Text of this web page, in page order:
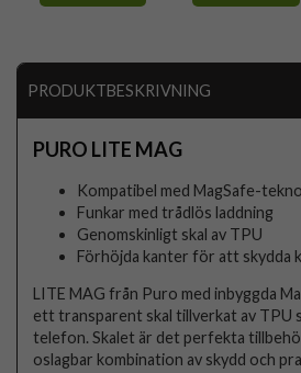
PRODUKTBESKRIVNING
PURO LITE MAG
Kompatibel med MagSafe-
Funkar med trådlös laddning
Genomskinligt skal av TPU
Förhöjda kanter för att skydda
LITE MAG från Puro med inbyggda
ett transparent skal tillverkat av TPU
telefon. Skalet är det perfekta
oslagbar kombination av skydd och